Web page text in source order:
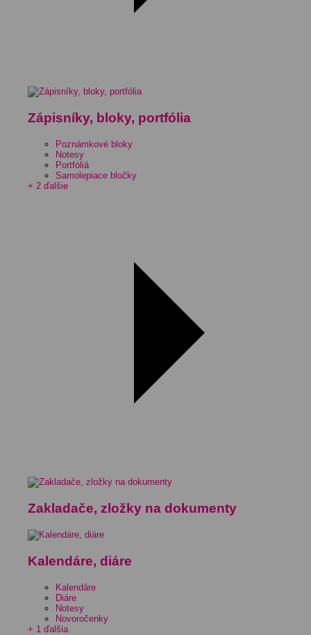
Zápisníky, bloky, portfólia
Poznámkové bloky
Notesy
Portfóliá
Samolepiace bločky
+ 2 ďalšie
Zakladače, zložky na dokumenty
Kalendáre, diáre
Kalendáre
Diáre
Notesy
Novoročenky
+ 1 ďalšia